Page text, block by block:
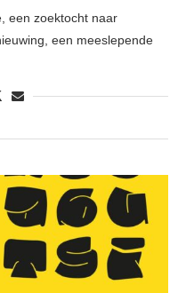
een zoektocht naar
een meeslepende